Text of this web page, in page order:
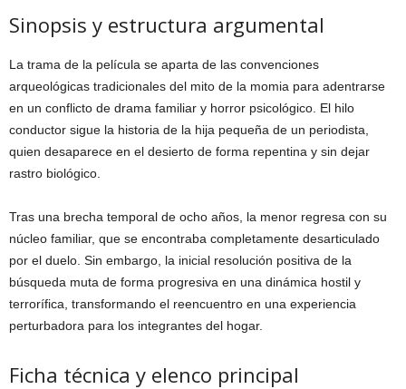
Sinopsis y estructura argumental
La trama de la película se aparta de las convenciones
arqueológicas tradicionales del mito de la momia para adentrarse
en un conflicto de drama familiar y horror psicológico. El hilo
conductor sigue la historia de la hija pequeña de un periodista,
quien desaparece en el desierto de forma repentina y sin dejar
rastro biológico.
Tras una brecha temporal de ocho años, la menor regresa con su
núcleo familiar, que se encontraba completamente desarticulado
por el duelo. Sin embargo, la inicial resolución positiva de la
búsqueda muta de forma progresiva en una dinámica hostil y
terrorífica, transformando el reencuentro en una experiencia
perturbadora para los integrantes del hogar.
Ficha técnica y elenco principal